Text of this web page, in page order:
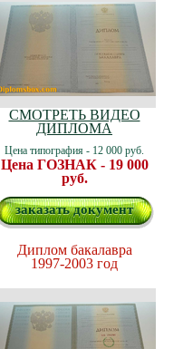
СМОТРЕТЬ ВИДЕО
ДИПЛОМА
Цена типография - 12 000 руб.
Цена ГОЗНАК - 19 000
руб.
заказать документ
Диплом бакалавра
1997-2003 год